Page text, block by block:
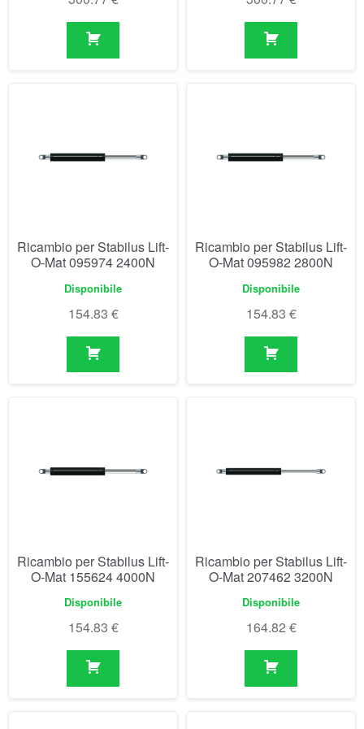
Ricambio per Stabilus Lift-
O-Mat 095974 2400N
Disponibile
154.83 €
Ricambio per Stabilus Lift-
O-Mat 095982 2800N
Disponibile
154.83 €
Ricambio per Stabilus Lift-
O-Mat 155624 4000N
Disponibile
154.83 €
Ricambio per Stabilus Lift-
O-Mat 207462 3200N
Disponibile
164.82 €